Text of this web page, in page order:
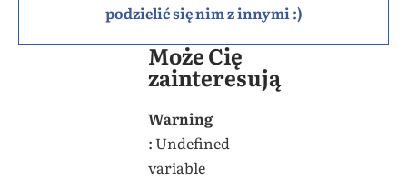
podzielić się nim z innymi :)
Może Cię
zainteresują
Warning
: Undefined
variable